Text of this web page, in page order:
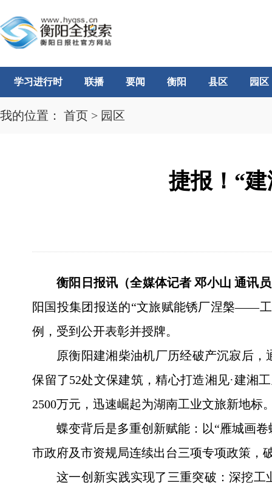
学习进行时 联播 要闻 衡阳 县区 园区
我的位置： 首页 > 园区
捷报！“
衡阳日报讯（全媒体记者 邓小山 通讯
阳国投集团报送的“文旅赋能锈厂涅槃——
例，受到公开表彰并授牌。
原衡阳建湘柴油机厂历经破产沉寂后
保留了52处文保建筑，精心打造湘见·建湘
2500万元，迅速崛起为湖南工业文旅新地标
蝶变背后是多重创新赋能：以“雁城画
市政府及市资规局连续出台三项专项政策，
这一创新实践实现了三重突破：深挖工